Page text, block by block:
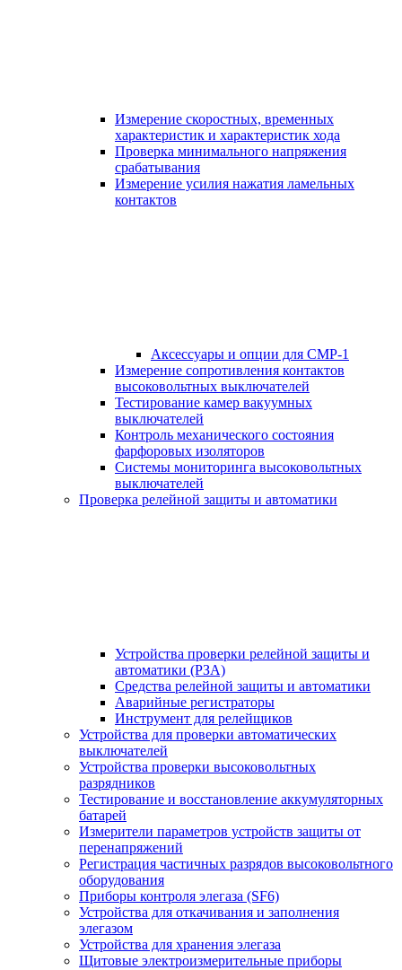
Измерение скоростных, временных
характеристик и характеристик хода
Проверка минимального напряжения
срабатывания
Измерение усилия нажатия ламельных
контактов
Аксессуары и опции для СМР-1
Измерение сопротивления контактов
высоковольтных выключателей
Тестирование камер вакуумных
выключателей
Контроль механического состояния
фарфоровых изоляторов
Системы мониторинга высоковольтных
выключателей
Проверка релейной защиты и автоматики
Устройства проверки релейной защиты и
автоматики (РЗА)
Средства релейной защиты и автоматики
Аварийные регистраторы
Инструмент для релейщиков
Устройства для проверки автоматических
выключателей
Устройства проверки высоковольтных
разрядников
Тестирование и восстановление аккумуляторных
батарей
Измерители параметров устройств защиты от
перенапряжений
Регистрация частичных разрядов высоковольтного
оборудования
Приборы контроля элегаза (SF6)
Устройства для откачивания и заполнения
элегазом
Устройства для хранения элегаза
Щитовые электроизмерительные приборы